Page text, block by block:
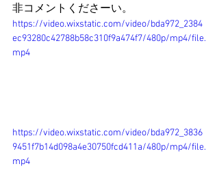
非コメントくださーい。
https://video.wixstatic.com/video/bda972_2384
ec93280c42788b58c310f9a474f7/480p/mp4/file.
mp4
https://video.wixstatic.com/video/bda972_3836
9451f7b14d098a4e30750fcd411a/480p/mp4/file.
mp4